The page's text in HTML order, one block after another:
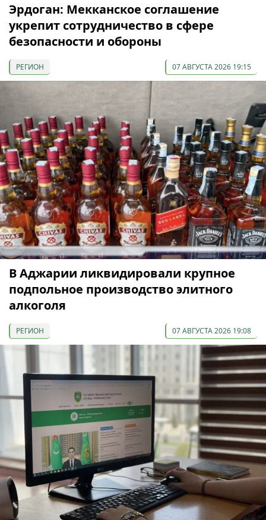
Эрдоган: Мекканское соглашение
укрепит сотрудничество в сфере
безопасности и обороны
РЕГИОН 07 АВГУСТА 2026 19:15
В Аджарии ликвидировали крупное
подпольное производство элитного
алкоголя
РЕГИОН 07 АВГУСТА 2026 19:08